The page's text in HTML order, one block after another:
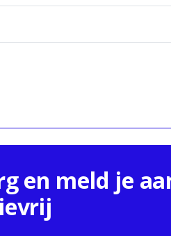
en meld je